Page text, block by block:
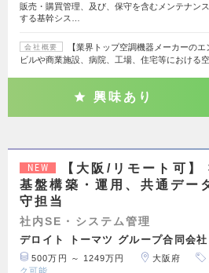
販売・購買管理、及び、保守を含むメンテナン
する基幹シス…
会社概要
【業界トップ空調機器メーカーの
ビルや商業施設、病院、工場、住宅等における
興味あり
NEW
【大阪/リモート可
基盤構築・運用、共通デー
守担当
社内SE・システム管理
デロイト トーマツ グループ合同会社
500万円 ～ 1249万円 大阪府
ク可能